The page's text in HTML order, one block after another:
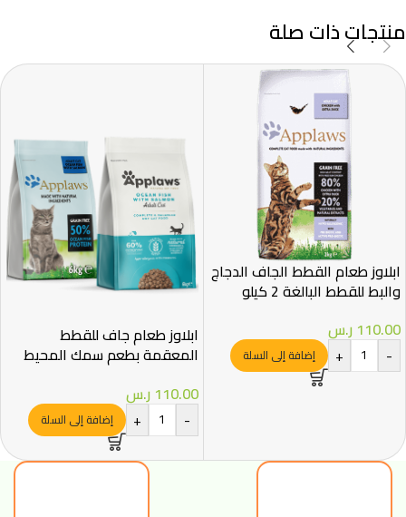
منتجات ذات صلة
ابلاوز طعام القطط الجاف الدجاج
والبط للقطط البالغة 2 كيلو
110.00 ر.س
-
+ إضافة إلى السلة
ابلاوز طعام جاف للقطط
المعقمة بطعم سمك المحيط
110.00 ر.س
-
+ إضافة إلى السلة